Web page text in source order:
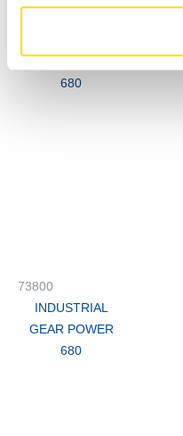
GEAR POWER
680
73800
INDUSTRIAL
GEAR POWER
680